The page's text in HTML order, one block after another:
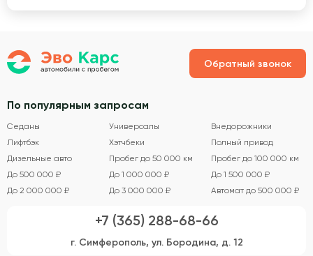
Обратный звонок
По популярным запросам
Седаны Универсалы
Внедорожники
Лифтбэк
Хэтчбеки
Полный привод
Дизельные авто
Пробег до 50 000 км
Пробег до 100 000 км
До 500 000 ₽
До 1 000 000 ₽
До 1 500 000 ₽
До 2 000 000 ₽
До 3 000 000 ₽ Автомат до 500 000 ₽
+7 (365) 288-68-66
г. Симферополь, ул. Бородина, д. 12